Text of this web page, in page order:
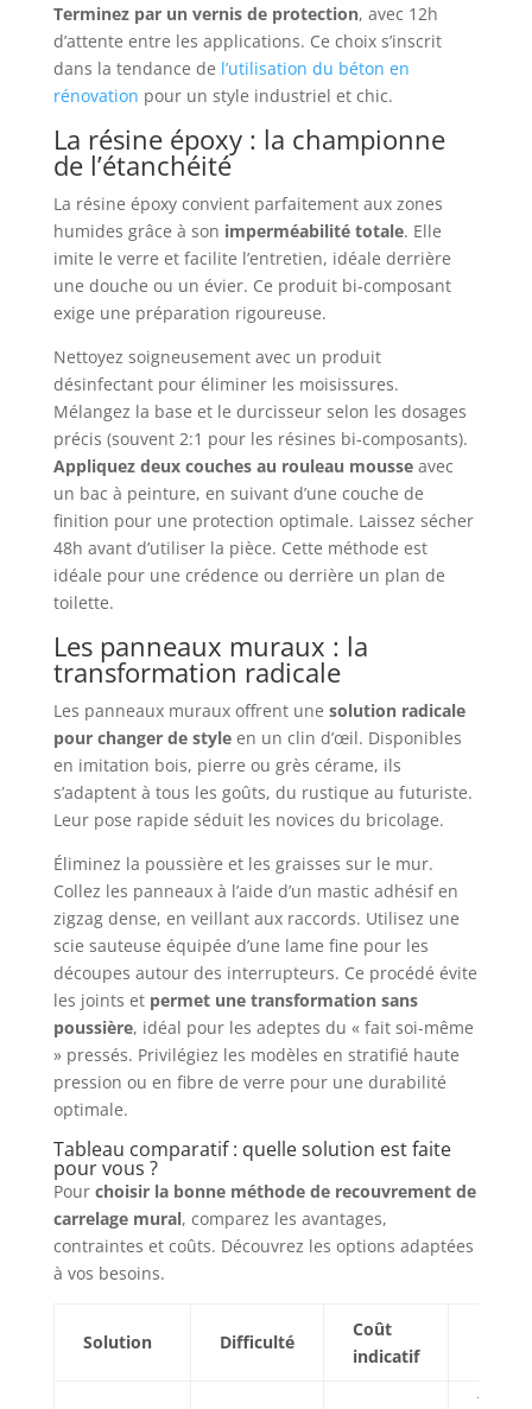
Terminez par un vernis de protection, avec 12h
d’attente entre les applications. Ce choix s’inscrit
dans la tendance de l’utilisation du béton en
rénovation pour un style industriel et chic.
La résine époxy : la championne
de l’étanchéité
La résine époxy convient parfaitement aux zones
humides grâce à son imperméabilité totale. Elle
imite le verre et facilite l’entretien, idéale derrière
une douche ou un évier. Ce produit bi-composant
exige une préparation rigoureuse.
Nettoyez soigneusement avec un produit
désinfectant pour éliminer les moisissures.
Mélangez la base et le durcisseur selon les dosages
précis (souvent 2:1 pour les résines bi-composants).
Appliquez deux couches au rouleau mousseavec
un bac à peinture, en suivant d’une couche de
finition pour une protection optimale. Laissez sécher
48h avant d’utiliser la pièce. Cette méthode est
idéale pour une crédence ou derrière un plan de
toilette.
Les panneaux muraux : la
transformation radicale
Les panneaux muraux offrent une solution radicale
pour changer de styleen un clin d’œil. Disponibles
en imitation bois, pierre ou grès cérame, ils
s’adaptent à tous les goûts, du rustique au futuriste.
Leur pose rapide séduit les novices du bricolage.
Éliminez la poussière et les graisses sur le mur.
Collez les panneaux à l’aide d’un mastic adhésif en
zigzag dense, en veillant aux raccords. Utilisez une
scie sauteuse équipée d’une lame fine pour les
découpes autour des interrupteurs. Ce procédé évite
les joints et permet une transformation sans
poussière, idéal pour les adeptes du « fait soi-même
» pressés. Privilégiez les modèles en stratifié haute
pression ou en fibre de verre pour une durabilité
optimale.
Tableau comparatif : quelle solution est faite
pour vous ?
Pour choisir la bonne méthode de recouvrement de
carrelage mural, comparez les avantages,
contraintes et coûts. Découvrez les options adaptées
à vos besoins.
Solution Difficulté
Coût
indicatif
Toutes